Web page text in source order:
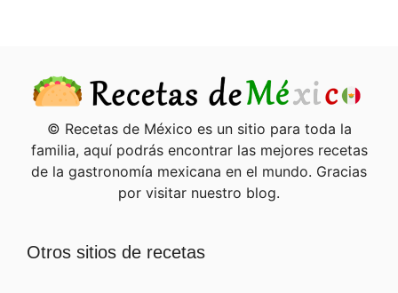
© Recetas de México es un sitio para toda la
familia, aquí podrás encontrar las mejores recetas
de la gastronomía mexicana en el mundo. Gracias
por visitar nuestro blog.
Otros sitios de recetas